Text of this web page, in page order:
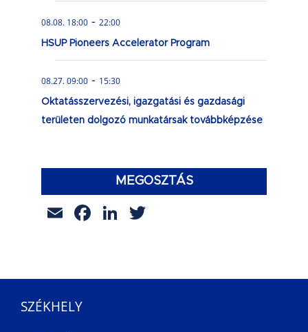
08.08. 18:00 - 22:00
HSUP Pioneers Accelerator Program
08.27. 09:00 - 15:30
Oktatásszervezési, igazgatási és gazdasági
területen dolgozó munkatársak továbbképzése
MEGOSZTÁS
EmailFacebook
LinkedIn
SZÉKHELY